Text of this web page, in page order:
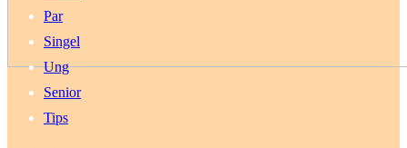
Par
Singel
Ung
Senior
Tips